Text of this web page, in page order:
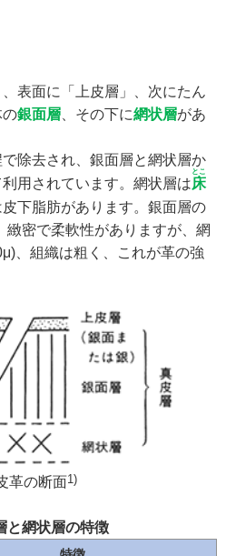
表面に「上皮層」、次にたん
の銀面層 、その下に網状層があ
除去され、銀面層と網状層か
用されています。網状層は床
とこ
下脂肪があります。銀面層の
密で柔軟性がありますが、網
、組織は粗く、これが革の強
革の断面1)
と網状層の特徴